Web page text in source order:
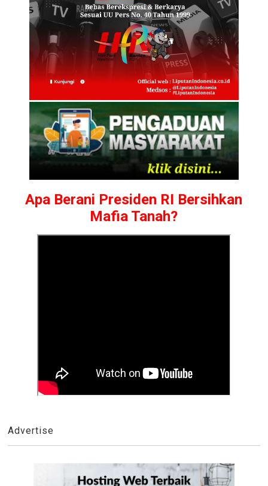
Apa Berani Presiden RI Bersihkan
Mafia Tanah?
Advertise